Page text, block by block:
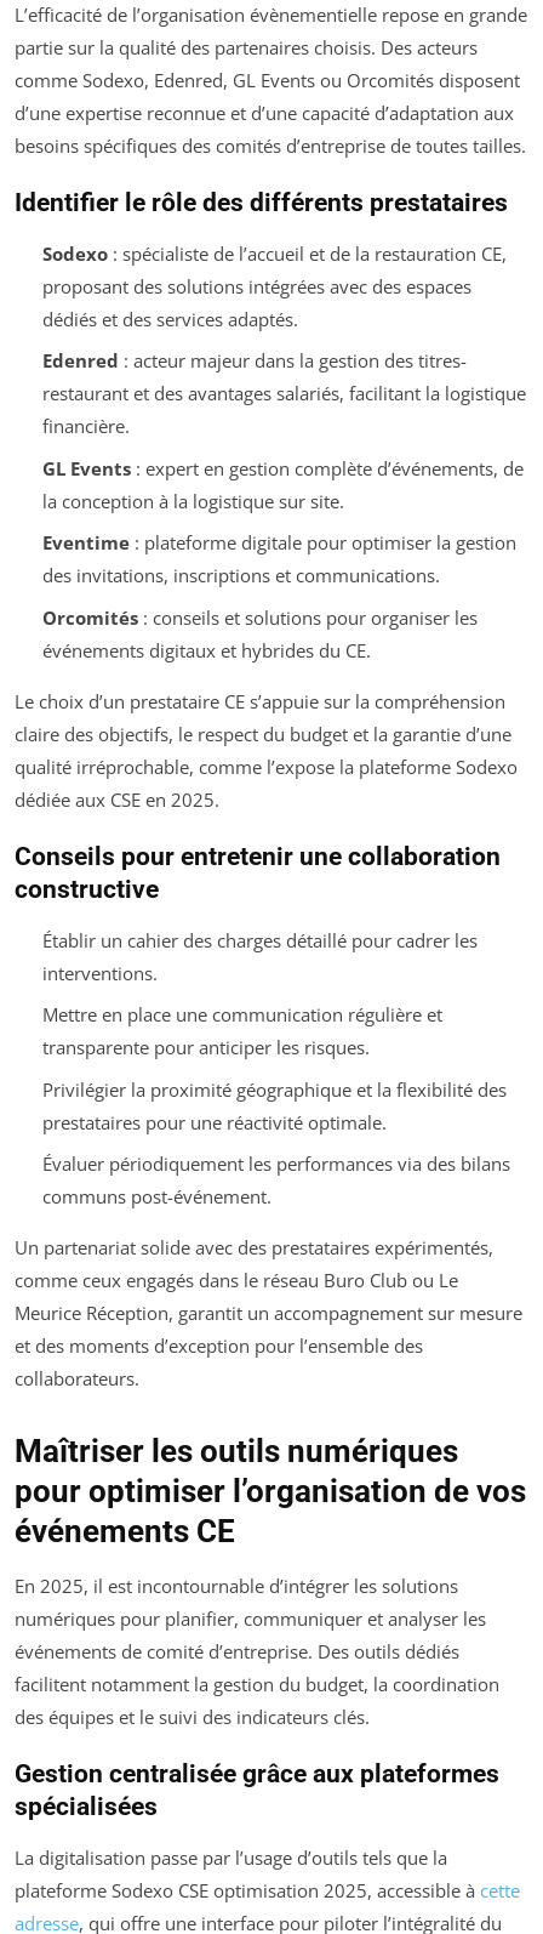
L’efficacité de l’organisation évènementielle repose en grande
partie sur la qualité des partenaires choisis. Des acteurs
comme Sodexo, Edenred, GL Events ou Orcomités disposent
d’une expertise reconnue et d’une capacité d’adaptation aux
besoins spécifiques des comités d’entreprise de toutes tailles.
Identifier le rôle des différents prestataires
Sodexo: spécialiste de l’accueil et de la restauration CE,
proposant des solutions intégrées avec des espaces
dédiés et des services adaptés.
Edenred : acteur majeur dans la gestion des titres-
restaurant et des avantages salariés, facilitant la logistique
financière.
GL Events: expert en gestion complète d’événements, de
la conception à la logistique sur site.
Eventime: plateforme digitale pour optimiser la gestion
des invitations, inscriptions et communications.
Orcomités: conseils et solutions pour organiser les
événements digitaux et hybrides du CE.
Le choix d’un prestataire CE s’appuie sur la compréhension
claire des objectifs, le respect du budget et la garantie d’une
qualité irréprochable, comme l’expose la plateforme Sodexo
dédiée aux CSE en 2025.
Conseils pour entretenir une collaboration
constructive
Établir un cahier des charges détaillé pour cadrer les
interventions.
Mettre en place une communication régulière et
transparente pour anticiper les risques.
Privilégier la proximité géographique et la flexibilité des
prestataires pour une réactivité optimale.
Évaluer périodiquement les performances via des bilans
communs post-événement.
Un partenariat solide avec des prestataires expérimentés,
comme ceux engagés dans le réseau Buro Club ou Le
Meurice Réception, garantit un accompagnement sur mesure
et des moments d’exception pour l’ensemble des
collaborateurs.
Maîtriser les outils numériques
pour optimiser l’organisation de vos
événements CE
En 2025, il est incontournable d’intégrer les solutions
numériques pour planifier, communiquer et analyser les
événements de comité d’entreprise. Des outils dédiés
facilitent notamment la gestion du budget, la coordination
des équipes et le suivi des indicateurs clés.
Gestion centralisée grâce aux plateformes
spécialisées
La digitalisation passe par l’usage d’outils tels que la
plateforme Sodexo CSE optimisation 2025, accessible à cette
adresse, qui offre une interface pour piloter l’intégralité du